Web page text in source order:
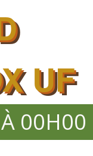
UF
00H00